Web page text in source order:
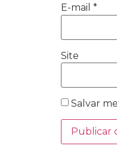
E-mail *
Site
Salvar